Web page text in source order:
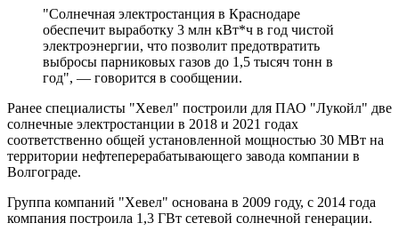
"Солнечная электростанция в Краснодаре
обеспечит выработку 3 млн кВт*ч в год чистой
электроэнергии, что позволит предотвратить
выбросы парниковых газов до 1,5 тысяч тонн в
год", — говорится в сообщении.
Ранее специалисты "Хевел" построили для ПАО "Лукойл" две
солнечные электростанции в 2018 и 2021 годах
соответственно общей установленной мощностью 30 МВт на
территории нефтеперерабатывающего завода компании в
Волгограде.
Группа компаний "Хевел" основана в 2009 году, с 2014 года
компания построила 1,3 ГВт сетевой солнечной генерации.